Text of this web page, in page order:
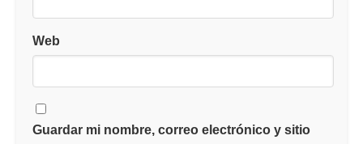
Web
Guardar mi nombre, correo electrónico y sitio